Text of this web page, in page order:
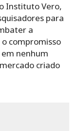
Instituto Vero,
para
a
compromisso
nenhum
criado